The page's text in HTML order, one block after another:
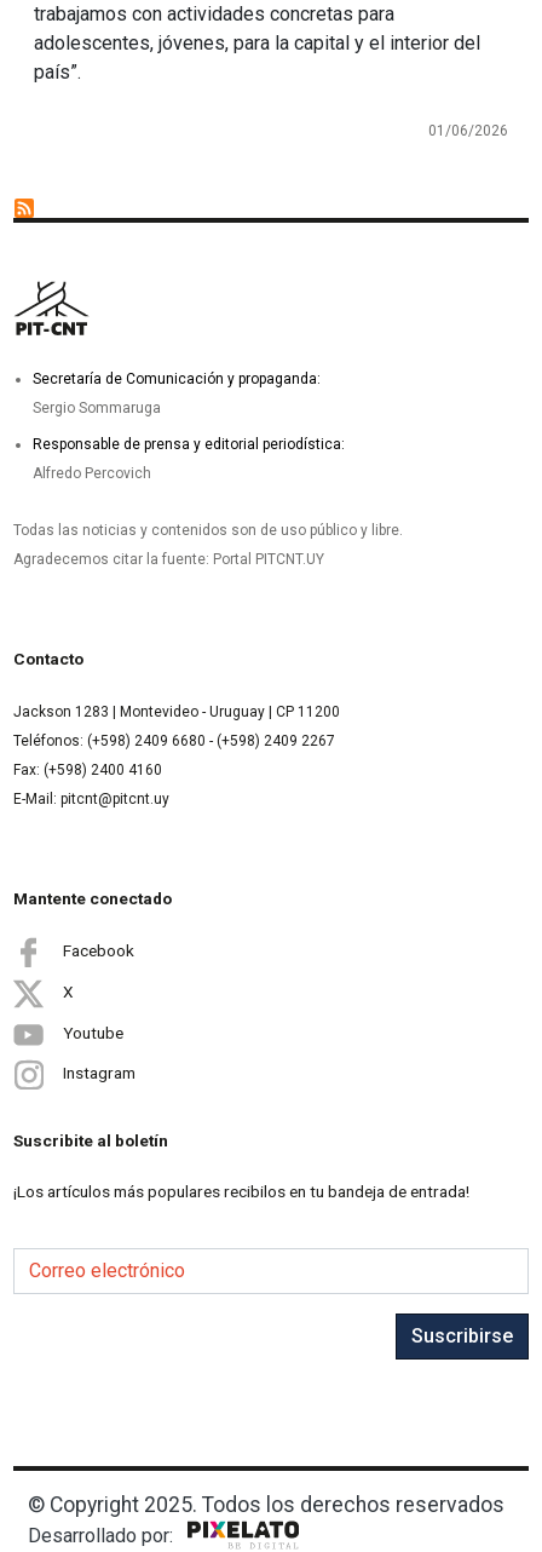
trabajamos con actividades concretas para
adolescentes, jóvenes, para la capital y el interior del
país”.
01/06/2026
Secretaría de Comunicación y propaganda:
Sergio Sommaruga
Responsable de prensa y editorial periodística:
Alfredo Percovich
Todas las noticias y contenidos son de uso público y libre.
Agradecemos citar la fuente: Portal PITCNT.UY
Contacto
Jackson 1283 | Montevideo - Uruguay | CP 11200
Teléfonos: (+598) 2409 6680 - (+598) 2409 2267
Fax: (+598) 2400 4160
E-Mail: pitcnt@pitcnt.uy
Mantente conectado
Facebook
X
Youtube
Instagram
Suscribite al boletín
¡Los artículos más populares recibilos en tu bandeja de entrada!
Correo electrónico
Suscribirse
© Copyright 2025. Todos los derechos reservados
Desarrollado por: